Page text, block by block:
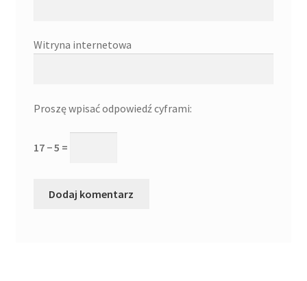
Witryna internetowa
Proszę wpisać odpowiedź cyframi:
17 − 5 =